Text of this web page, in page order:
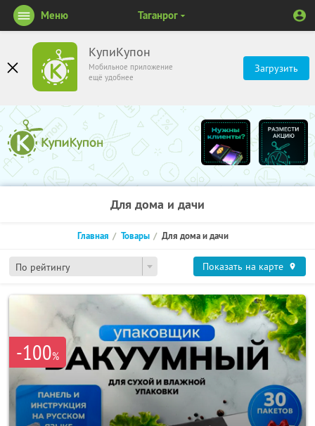
КупиКупон
Мобильное приложение
ещё удобнее
Загрузить
Меню Таганрог
Для дома и дачи
По рейтингу
Главная Товары Для дома и дачи
Показать на карте
-100%